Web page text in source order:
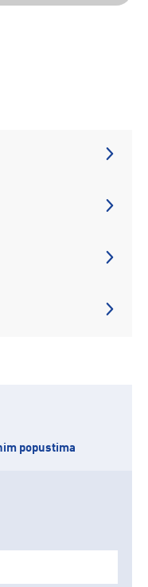
popustima